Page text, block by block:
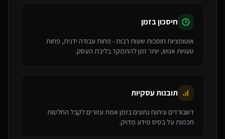
חיסכון בזמן
אוטומציות חוסכות שעות רבות - פחות עבודה ידנית, פחות
טעויות אנוש, יותר זמן להתמקד בליבת העסק.
תובנות עסקיות
דשבורדים וניתוח נתונים בזמן אמת עזורים לקבל החלטות
חכמות על בסיס מידע מדויק.